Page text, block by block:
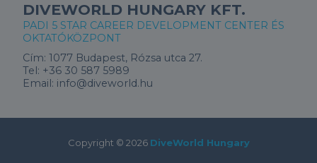
DIVEWORLD HUNGARY KFT.
PADI 5 STAR CAREER DEVELOPMENT CENTER ÉS
OKTATÓKÖZPONT
Cím: 1077 Budapest, Rózsa utca 27.
Tel: +36 30 587 5989
Email: info@diveworld.hu
Copyright © 2026 DiveWorld Hungary